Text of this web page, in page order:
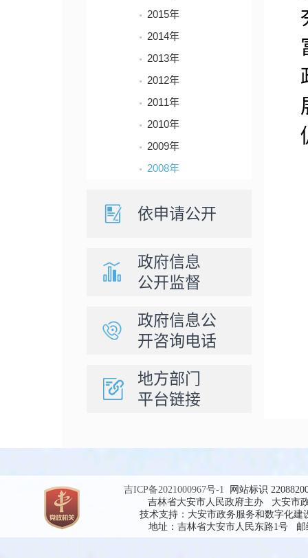
2015年
2014年
2013年
2012年
2011年
2010年
2009年
2008年
依申请公开
政府信息
公开监督
政府信息公
开咨询电话
地方部门
平台链接